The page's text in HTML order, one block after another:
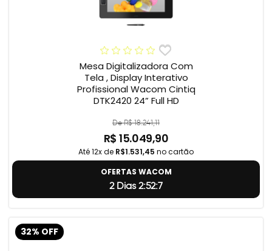
Mesa Digitalizadora Com
Tela , Display Interativo
Profissional Wacom Cintiq
DTK2420 24” Full HD
De R$ 18.241,11
R$ 15.049,90
Até 12x de R$1.531,45 no cartão
OFERTAS WACOM
2 Dias 2:52:6
32% OFF